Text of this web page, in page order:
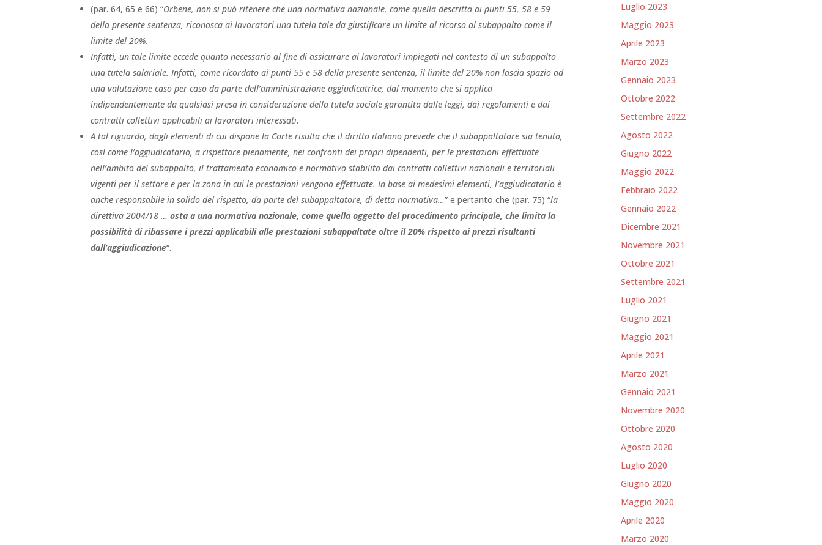
(par. 64, 65 e 66) “Orbene, non si può ritenere che una normativa nazionale, come quella descritta ai punti 55, 58 e 59
della presente sentenza, riconosca ai lavoratori una tutela tale da giustificare un limite al ricorso al subappalto come il
limite del 20%.
Infatti, un tale limite eccede quanto necessario al fine di assicurare ai lavoratori impiegati nel contesto di un subappalto
una tutela salariale. Infatti, come ricordato ai punti 55 e 58 della presente sentenza, il limite del 20% non lascia spazio ad
una valutazione caso per caso da parte dell’amministrazione aggiudicatrice, dal momento che si applica
indipendentemente da qualsiasi presa in considerazione della tutela sociale garantita dalle leggi, dai regolamenti e dai
contratti collettivi applicabili ai lavoratori interessati.
A tal riguardo, dagli elementi di cui dispone la Corte risulta che il diritto italiano prevede che il subappaltatore sia tenuto,
così come l’aggiudicatario, a rispettare pienamente, nei confronti dei propri dipendenti, per le prestazioni effettuate
nell’ambito del subappalto, il trattamento economico e normativo stabilito dai contratti collettivi nazionali e territoriali
vigenti per il settore e per la zona in cui le prestazioni vengono effettuate. In base ai medesimi elementi, l’aggiudicatario è
anche responsabile in solido del rispetto, da parte del subappaltatore, di detta normativa…” e pertanto che (par. 75) “la
direttiva 2004/18 …osta a una normativa nazionale, come quella oggetto del procedimento principale, che limita la
possibilità di ribassare i prezzi applicabili alle prestazioni subappaltate oltre il 20% rispetto ai prezzi risultanti
dall’aggiudicazione“.
Luglio 2023
Maggio 2023
Aprile 2023
Marzo 2023
Gennaio 2023
Ottobre 2022
Settembre 2022
Agosto 2022
Giugno 2022
Maggio 2022
Febbraio 2022
Gennaio 2022
Dicembre 2021
Novembre 2021
Ottobre 2021
Settembre 2021
Luglio 2021
Giugno 2021
Maggio 2021
Aprile 2021
Marzo 2021
Gennaio 2021
Novembre 2020
Ottobre 2020
Agosto 2020
Luglio 2020
Giugno 2020
Maggio 2020
Aprile 2020
Marzo 2020